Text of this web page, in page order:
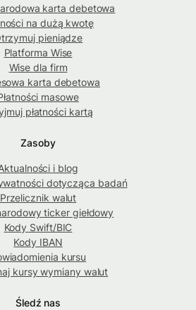
karta debetowa
na dużą kwotę
pieniądze
Platforma Wise
Wise dla firm
karta debetowa
masowe
płatności kartą
Zasoby
i blog
dotycząca badań
Przelicznik walut
ticker giełdowy
Kody Swift/BIC
Kody IBAN
kursu
kursy wymiany walut
Śledź nas